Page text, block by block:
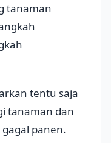
tanaman
tentu saja
tanaman dan
panen.